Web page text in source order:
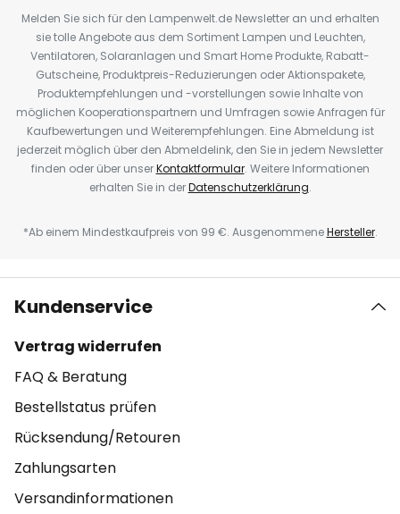
Melden Sie sich für den Lampenwelt.de Newsletter an und erhalten
sie tolle Angebote aus dem Sortiment Lampen und Leuchten,
Ventilatoren, Solaranlagen und Smart Home Produkte, Rabatt-
Gutscheine, Produktpreis-Reduzierungen oder Aktionspakete,
Produktempfehlungen und -vorstellungen sowie Inhalte von
möglichen Kooperationspartnern und Umfragen sowie Anfragen für
Kaufbewertungen und Weiterempfehlungen. Eine Abmeldung ist
jederzeit möglich über den Abmeldelink, den Sie in jedem Newsletter
finden oder über unserKontaktformular. Weitere Informationen
erhalten Sie in derDatenschutzerklärung.
*Ab einem Mindestkaufpreis von 99 €. AusgenommeneHersteller.
Kundenservice
Vertrag widerrufen
FAQ & Beratung
Bestellstatus prüfen
Rücksendung/Retouren
Zahlungsarten
Versandinformationen